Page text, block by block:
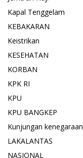
Kapal Tenggelam
KEBAKARAN
Keistrikan
KESEHATAN
KORBAN
KPK RI
KPU
KPU BANGKEP
Kunjungan kenegaraan
LAKALANTAS
NASIONAL